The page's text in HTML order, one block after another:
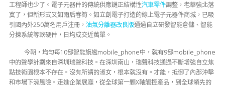
工程師也少了。電子元器件的傳統供應鏈正結構性汽車零件調整，老華強北落
寞了，但新形式又如雨后春筍。如立創電子打造的線上電子元器件商城，已吸
引國內外250萬名用戶注冊， 油氣分離器改良版通過自立研發智能倉儲、智能
分揀系統等軟硬件，日均成交近萬單。
今朝，均勻每10部智能旗艦mobile_phone中，就有9部mobile_phone
中的聲學計劃來自深圳瑞聲科技。在深圳南山，瑞聲科技通過不斷增強自立焦
點技術園根本不存在。沒有所謂的淑女，根本就沒有。才能，抵御了內部沖擊
和市場下滑風險。走進企業展廳，從全球第一顆X軸觸控產品，到全球領先的